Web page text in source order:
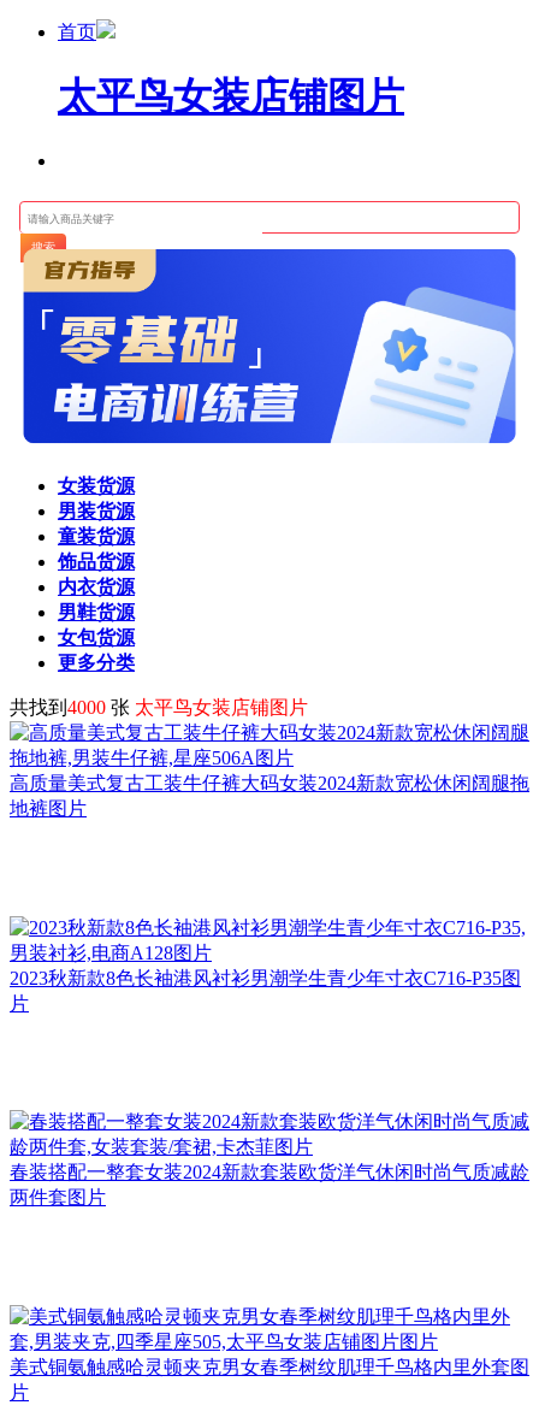
首页
太平鸟女装店铺图片
搜索
女装货源
男装货源
童装货源
饰品货源
内衣货源
男鞋货源
女包货源
更多分类
共找到 4000 张 太平鸟女装店铺图片
高质量美式复古工装牛仔裤大码女装2024新款宽松休闲阔腿拖
地裤图片
2023秋新款8色长袖港风衬衫男潮学生青少年寸衣C716-P35图
片
春装搭配一整套女装2024新款套装欧货洋气休闲时尚气质减龄
两件套图片
美式铜氨触感哈灵顿夹克男女春季树纹肌理千鸟格内里外套图
片